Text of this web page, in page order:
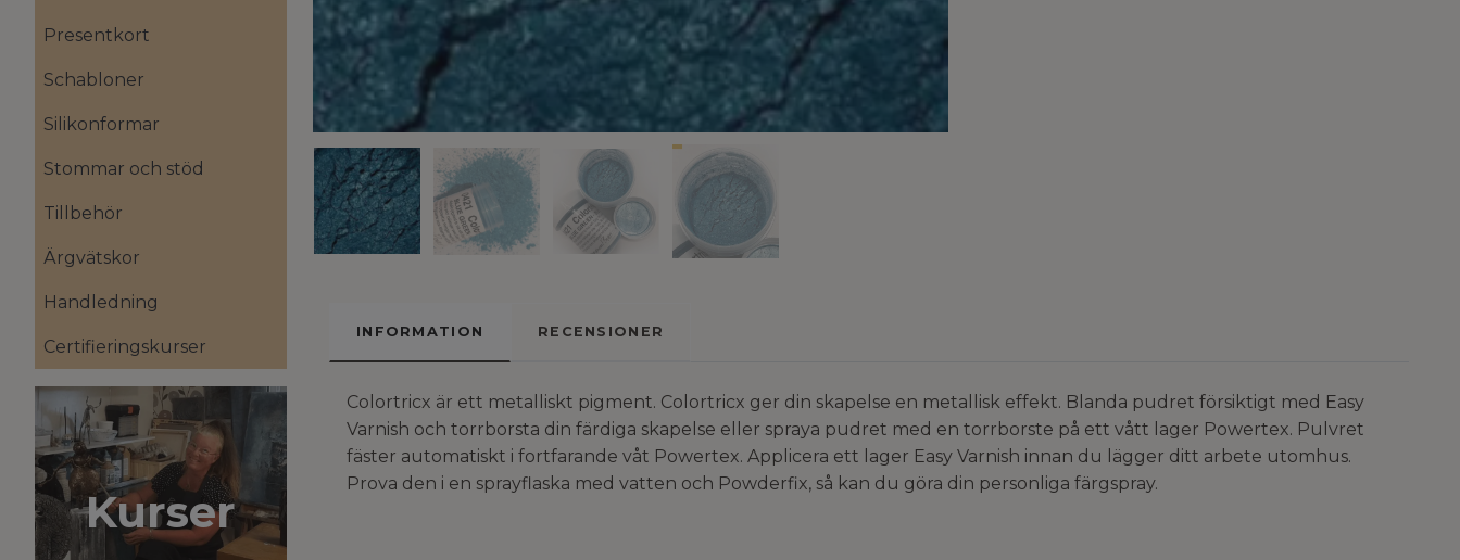
Presentkort
Schabloner
Silikonformar
Stommar och stöd
Tillbehör
Ärgvätskor
Handledning
Certifieringskurser
Kurser
INFORMATION RECENSIONER
Colortricx är ett metalliskt pigment. Colortricx ger din skapelse en metallisk effekt. Blanda pudret försiktigt med Easy
Varnish och torrborsta din färdiga skapelse eller spraya pudret med en torrborste på ett vått lager Powertex. Pulvret
fäster automatiskt i fortfarande våt Powertex. Applicera ett lager Easy Varnish innan du lägger ditt arbete utomhus.
Prova den i en sprayflaska med vatten och Powderfix, så kan du göra din personliga färgspray.